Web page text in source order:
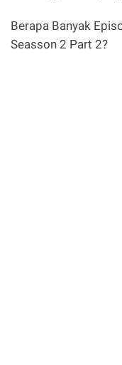
Berapa Banyak
Seasson 2 Part 2?